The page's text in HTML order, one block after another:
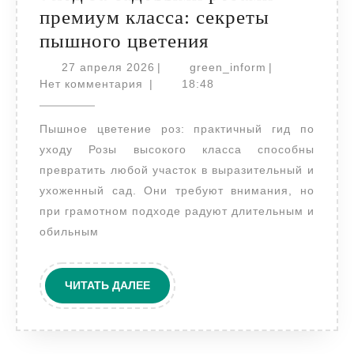
премиум класса: секреты
пышного цветения
за
садовыми
премиум
класса:
секреты
пышного
27 апреля 2026 27
апреля
| green_inform green_inform
|
Нет комментария
| 18:48
Пышное цветение роз: практичный гид по
уходу Розы высокого класса способны
превратить любой участок в выразительный и
ухоженный сад. Они требуют внимания, но
при грамотном подходе радуют длительным и
обильным
ЧИТАТЬ ДАЛЕЕЧИТАТЬ
ДАЛЕЕ